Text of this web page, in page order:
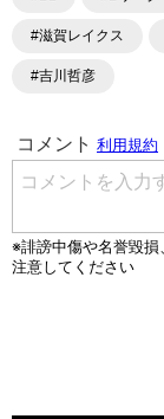
#滋賀レイクス
#吉川哲彦